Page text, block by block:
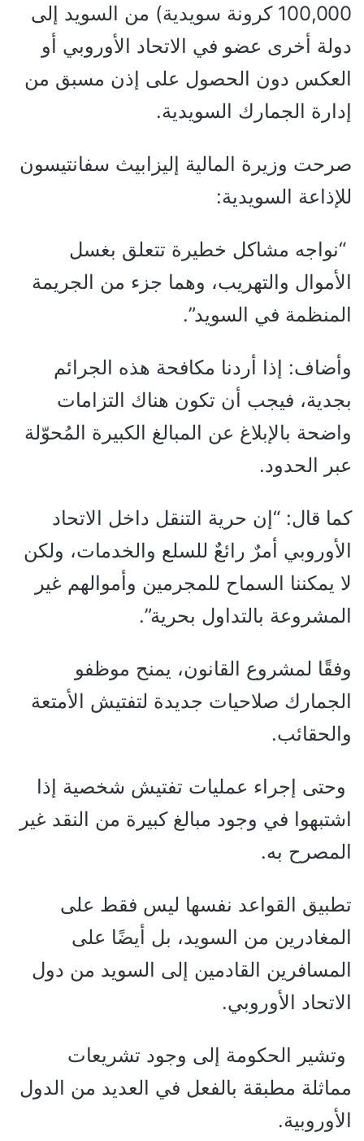
100,000 كرونة سويدية) من السويد إلى
دولة أخرى عضو في الاتحاد الأوروبي أو
العكس دون الحصول على إذن مسبق من
إدارة الجمارك السويدية.
صرحت وزيرة المالية إليزابيث سفانتيسون
للإذاعة السويدية:
“نواجه مشاكل خطيرة تتعلق بغسل
الأموال والتهريب، وهما جزء من الجريمة
المنظمة في السويد”.
وأضاف: إذا أردنا مكافحة هذه الجرائم
بجدية، فيجب أن تكون هناك التزامات
واضحة بالإبلاغ عن المبالغ الكبيرة المُحوّلة
عبر الحدود.
كما قال: “إن حرية التنقل داخل الاتحاد
الأوروبي أمرٌ رائعٌ للسلع والخدمات، ولكن
لا يمكننا السماح للمجرمين وأموالهم غير
المشروعة بالتداول بحرية”.
وفقًا لمشروع القانون، يمنح موظفو
الجمارك صلاحيات جديدة لتفتيش الأمتعة
والحقائب.
وحتى إجراء عمليات تفتيش شخصية إذا
اشتبهوا في وجود مبالغ كبيرة من النقد غير
المصرح به.
تطبيق القواعد نفسها ليس فقط على
المغادرين من السويد، بل أيضًا على
المسافرين القادمين إلى السويد من دول
الاتحاد الأوروبي.
وتشير الحكومة إلى وجود تشريعات
مماثلة مطبقة بالفعل في العديد من الدول
الأوروبية.